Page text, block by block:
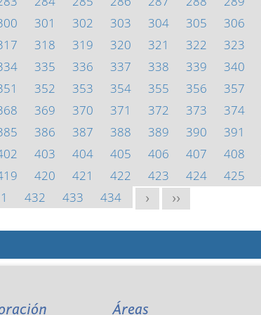
301 302 303 304 305 306
318 319 320 321 322 323
335 336 337 338 339 340
352 353 354 355 356 357
369 370 371 372 373 374
386 387 388 389 390 391
403 404 405 406 407 408
420 421 422 423 424 425
432 433 434 > >>
Áreas